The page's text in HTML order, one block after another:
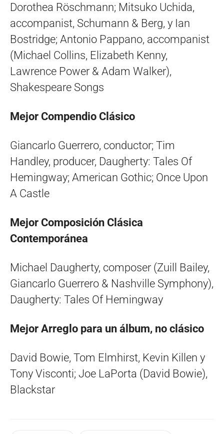
Dorothea Röschmann; Mitsuko Uchida,
accompanist, Schumann & Berg, y Ian
Bostridge; Antonio Pappano, accompanist
(Michael Collins, Elizabeth Kenny,
Lawrence Power & Adam Walker),
Shakespeare Songs
Mejor Compendio Clásico
Giancarlo Guerrero, conductor; Tim
Handley, producer, Daugherty: Tales Of
Hemingway; American Gothic; Once Upon
A Castle
Mejor Composición Clásica
Contemporánea
Michael Daugherty, composer (Zuill Bailey,
Giancarlo Guerrero & Nashville Symphony),
Daugherty: Tales Of Hemingway
Mejor Arreglo para un álbum, no clásico
David Bowie, Tom Elmhirst, Kevin Killen y
Tony Visconti; Joe LaPorta (David Bowie),
Blackstar